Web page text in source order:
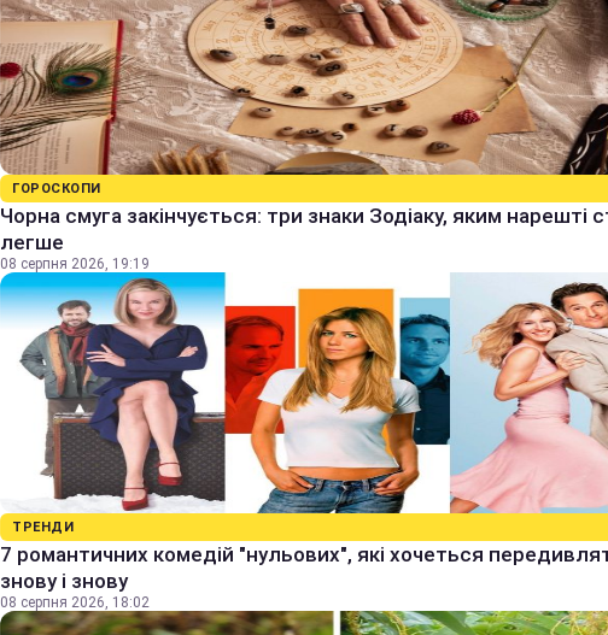
ГОРОСКОПИ
Чорна смуга закінчується: три знаки Зодіаку, яким нарешті
легше
08 серпня 2026, 19:19
ТРЕНДИ
7 романтичних комедій "нульових", які хочеться
знову і знову
08 серпня 2026, 18:02